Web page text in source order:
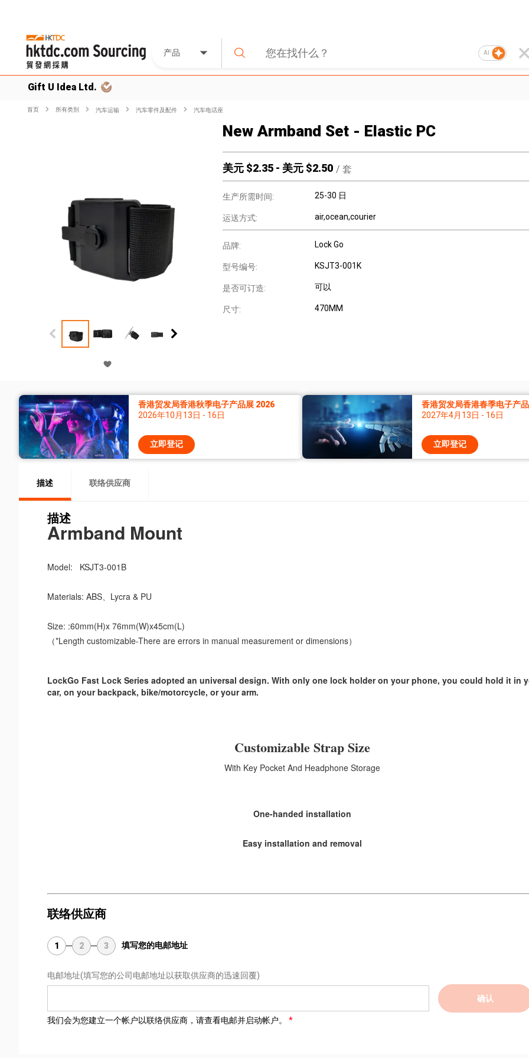
产品 AI
Gift U Idea Ltd.
首页 所有类別 汽车运输 汽车零件及配件 汽车电话座
New Armband Set - Elastic PC
美元 $2.35 - 美元 $2.50 / 套
生产所需时间: 25-30 日
运送方式: air,ocean,courier
品牌: Lock Go
型号编号: KSJT3-001K
是否可订造: 可以
尺寸: 470MM
香港贸发局香港秋季电子产品展 2026
2026年10月13日 - 16日
立即登记
香港贸发局香港春季电子产
2027年4月13日 - 16日
立即登记
描述 联络供应商
描述
Armband Mount
Model: KSJT3-001B
Materials: ABS、Lycra & PU
Size: :60mm(H)x 76mm(W)x45cm(L)
（*Length customizable-There are errors in manual measurement or dimensions）
LockGo Fast Lock Series adopted an universal design. With only one lock holder on your phone, you could hold it in
car, on your backpack, bike/motorcycle, or your arm.
Customizable Strap Size
With Key Pocket And Headphone Storage
One-handed installation
Easy installation and removal
联络供应商
1 2 3 填写您的电邮地址
电邮地址(填写您的公司电邮地址以获取供应商的迅速回覆)
确认
我们会为您建立一个帐户以联络供应商，请查看电邮并启动帐户。